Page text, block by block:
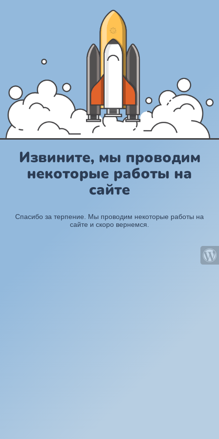
Извините, мы проводим
некоторые работы на
сайте
Спасибо за терпение. Мы проводим некоторые работы на
сайте и скоро вернемся.